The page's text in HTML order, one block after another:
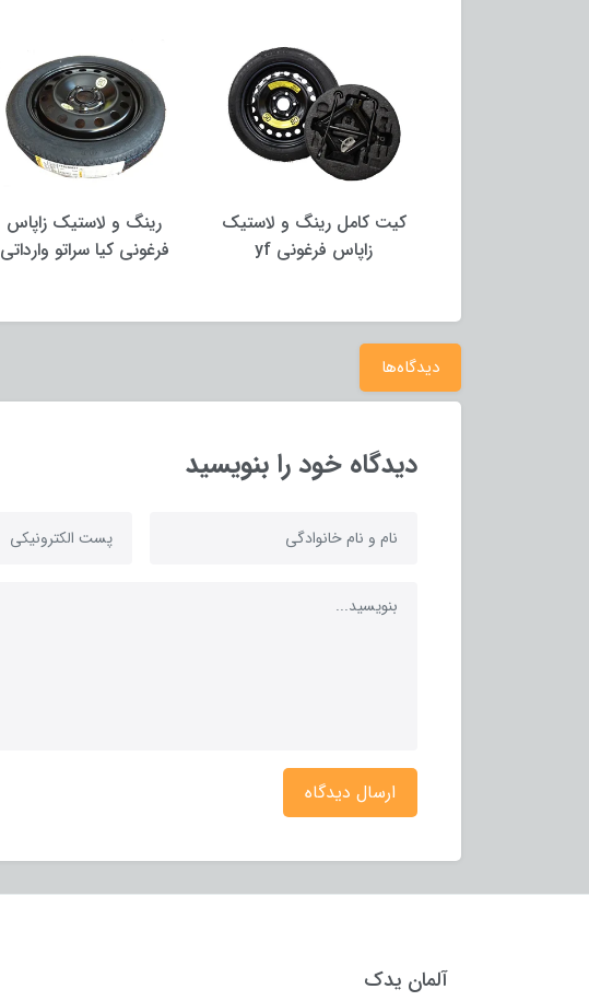
کیت کامل رینگ و لاستیک
زاپاس فرغونی yf
رینگ و لاستیک زاپاس
فرغونی کیا سراتو وارداتی
دیدگاه‌ها
دیدگاه خود را بنویسید
ارسال دیدگاه
آلمان یدک